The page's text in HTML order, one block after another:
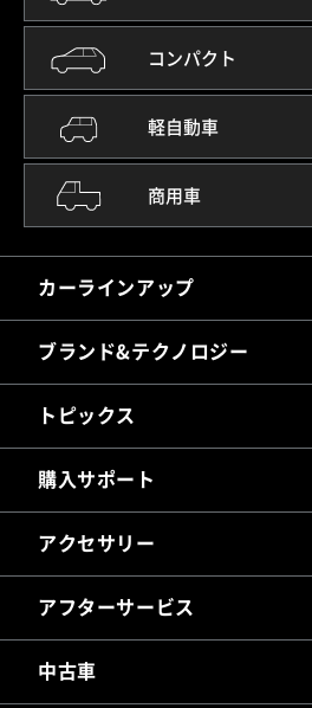
カーラインアップ
コンパクト
軽自動車
商用車
ブランド&テクノロジー
トピックス
購入サポート
アクセサリー
アフターサービス
中古車